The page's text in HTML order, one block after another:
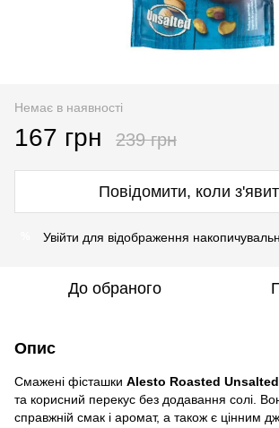
Немає в наявності
167 грн 239 грн
Повідомити, коли
Увійти для відображення
До обраного
Опис
Смажені фісташки Alesto Roasted Unsalted
та корисний перекус без додавання солі.
справжній смак і аромат, а також є цінним